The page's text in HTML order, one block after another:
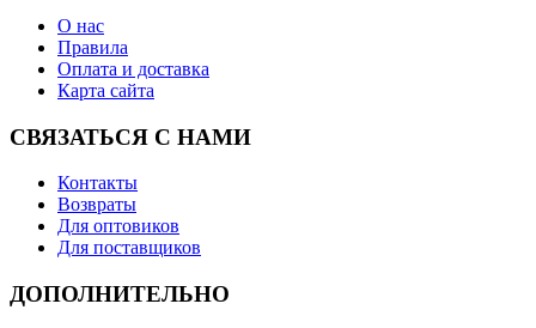
О нас
Правила
Оплата и доставка
Карта сайта
СВЯЗАТЬСЯ С НАМИ
Контакты
Возвраты
Для оптовиков
Для поставщиков
ДОПОЛНИТЕЛЬНО